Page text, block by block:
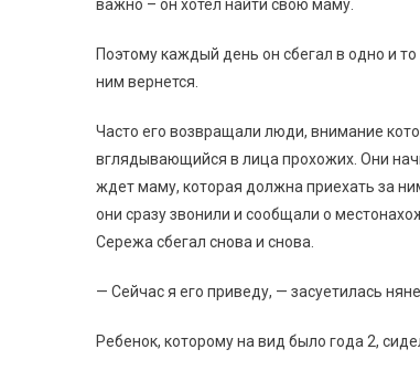
важно – он хотел найти свою маму.
Поэтому каждый день он сбегал в одно и
ним вернется.
Часто его возвращали люди, внимание
вглядывающийся в лица прохожих. Они
ждет маму, которая должна приехать за
они сразу звонили и сообщали о
Сережа сбегал снова и снова.
— Сейчас я его приведу, — засуетилась
Ребенок, которому на вид было года 2,